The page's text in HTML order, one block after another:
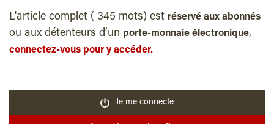
L'article complet ( 345 mots) est réservé aux abonnés
ou aux détenteurs d’un porte-monnaie électronique,
connectez-vous pour y accéder.
Je me connecte